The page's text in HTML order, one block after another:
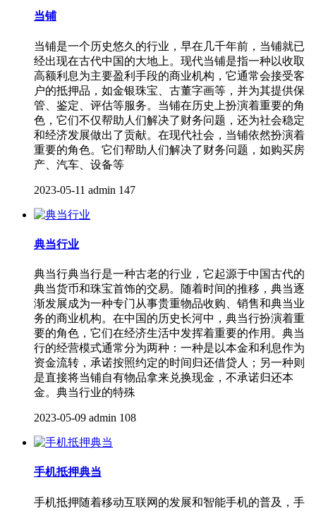
当铺
当铺是一个历史悠久的行业，早在几千年前，当铺就已
经出现在古代中国的大地上。现代当铺是指一种以收取
高额利息为主要盈利手段的商业机构，它通常会接受客
户的抵押品，如金银珠宝、古董字画等，并为其提供保
管、鉴定、评估等服务。当铺在历史上扮演着重要的角
色，它们不仅帮助人们解决了财务问题，还为社会稳定
和经济发展做出了贡献。在现代社会，当铺依然扮演着
重要的角色。它们帮助人们解决了财务问题，如购买房
产、汽车、设备等
2023-05-11 admin 147
典当行业
典当行典当行是一种古老的行业，它起源于中国古代的
典当货币和珠宝首饰的交易。随着时间的推移，典当逐
渐发展成为一种专门从事贵重物品收购、销售和典当业
务的商业机构。在中国的历史长河中，典当行扮演着重
要的角色，它们在经济生活中发挥着重要的作用。典当
行的经营模式通常分为两种：一种是以本金和利息作为
资金流转，承诺按照约定的时间归还借贷人；另一种则
是直接将当铺自有物品拿来兑换现金，不承诺归还本
金。典当行业的特殊
2023-05-09 admin 108
手机抵押典当
手机抵押随着移动互联网的发展和智能手机的普及，手